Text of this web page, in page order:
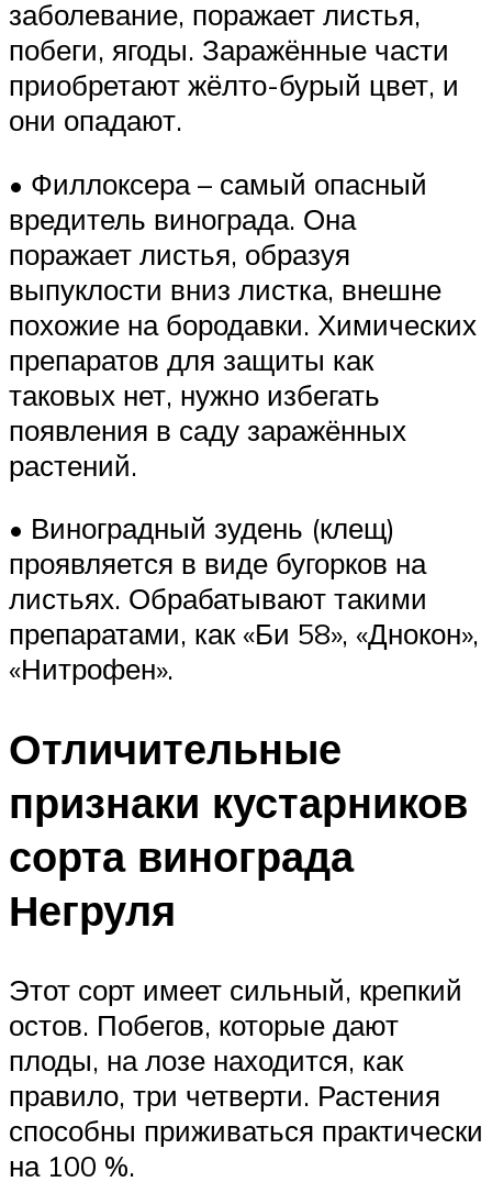
заболевание, поражает листья,
побеги, ягоды. Заражённые части
приобретают жёлто-бурый цвет, и
они опадают.
• Филлоксера – самый опасный
вредитель винограда. Она
поражает листья, образуя
выпуклости вниз листка, внешне
похожие на бородавки. Химических
препаратов для защиты как
таковых нет, нужно избегать
появления в саду заражённых
растений.
• Виноградный зудень (клещ)
проявляется в виде бугорков на
листьях. Обрабатывают такими
препаратами, как «Би 58», «Днокон»,
«Нитрофен».
Отличительные
признаки кустарников
сорта винограда
Негруля
Этот сорт имеет сильный, крепкий
остов. Побегов, которые дают
плоды, на лозе находится, как
правило, три четверти. Растения
способны приживаться практически
на 100 %.